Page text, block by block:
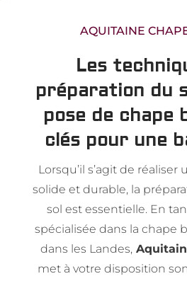
AQUITAINE
Les
préparation du
pose de chape
clés pour une
Lorsqu’il s’agit de
solide et durable, la
sol est essentielle. En
spécialisée dans la chape
dans les Landes,
met à votre disposition